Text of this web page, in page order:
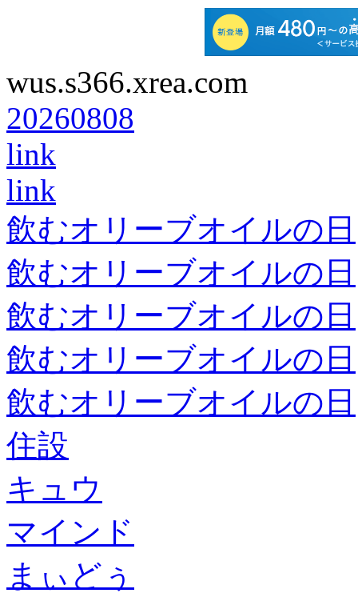
wus.s366.xrea.com
20260808
link
link
飲むオリーブオイルの日
飲むオリーブオイルの日
飲むオリーブオイルの日
飲むオリーブオイルの日
飲むオリーブオイルの日
住設
キュウ
マインド
まぃどぅ